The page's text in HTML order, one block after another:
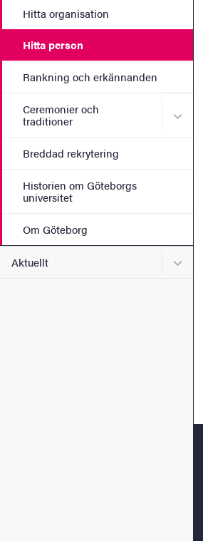
Hitta organisation
Hitta person
Rankning och erkännanden
Ceremonier och
traditioner
Breddad rekrytering
Historien om Göteborgs
universitet
Om Göteborg
Aktuellt